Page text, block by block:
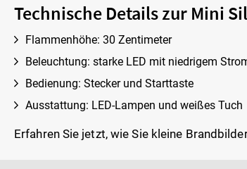
Technische Details zur Mini
Flammenhöhe: 30 Zentimeter
Beleuchtung: starke LED mit niedrigem
Bedienung: Stecker und Starttaste
Ausstattung: LED-Lampen und weißes Tuch
Erfahren Sie jetzt, wie Sie kleine